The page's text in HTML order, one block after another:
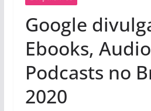
Google
Ebooks,
Podcasts no
2020